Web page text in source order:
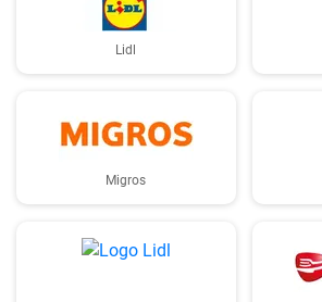
Lidl
Migros